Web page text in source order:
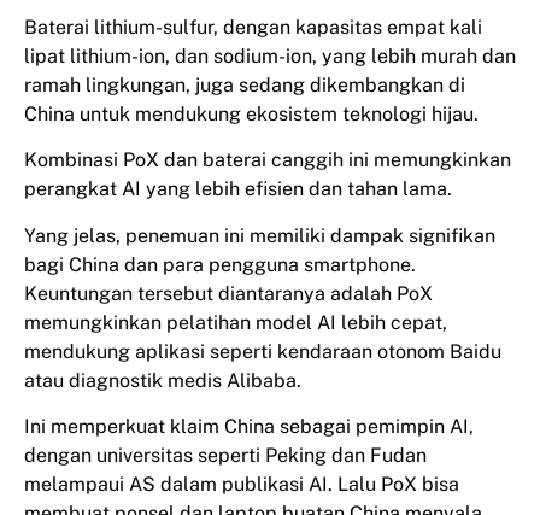
Baterai lithium-sulfur, dengan kapasitas empat kali
lipat lithium-ion, dan sodium-ion, yang lebih murah dan
ramah lingkungan, juga sedang dikembangkan di
China untuk mendukung ekosistem teknologi hijau.
Kombinasi PoX dan baterai canggih ini memungkinkan
perangkat AI yang lebih efisien dan tahan lama.
Yang jelas, penemuan ini memiliki dampak signifikan
bagi China dan para pengguna smartphone.
Keuntungan tersebut diantaranya adalah PoX
memungkinkan pelatihan model AI lebih cepat,
mendukung aplikasi seperti kendaraan otonom Baidu
atau diagnostik medis Alibaba.
Ini memperkuat klaim China sebagai pemimpin AI,
dengan universitas seperti Peking dan Fudan
melampaui AS dalam publikasi AI. Lalu PoX bisa